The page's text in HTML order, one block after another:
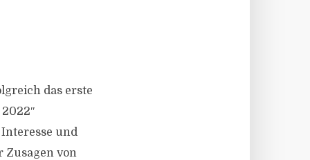
das erste
und
Zusagen von